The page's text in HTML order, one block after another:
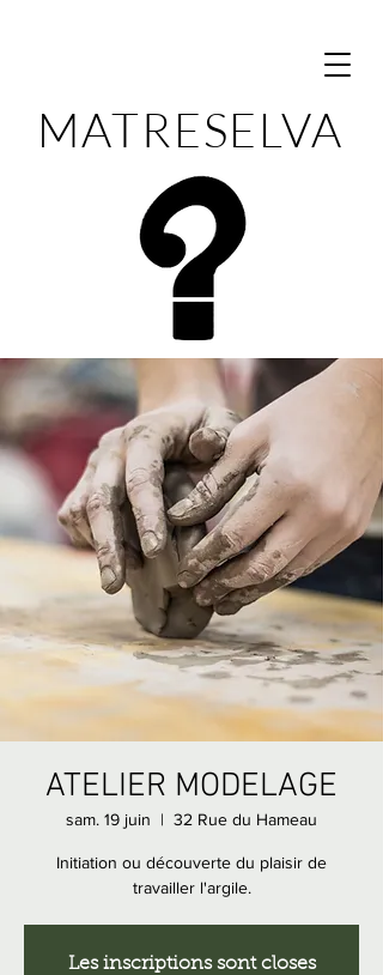
MATRESELVA
ATELIER MODELAGE
sam. 19 juin
  |
32 Rue du Hameau
Initiation ou découverte du plaisir de
travailler l'argile.
Les inscriptions sont closes